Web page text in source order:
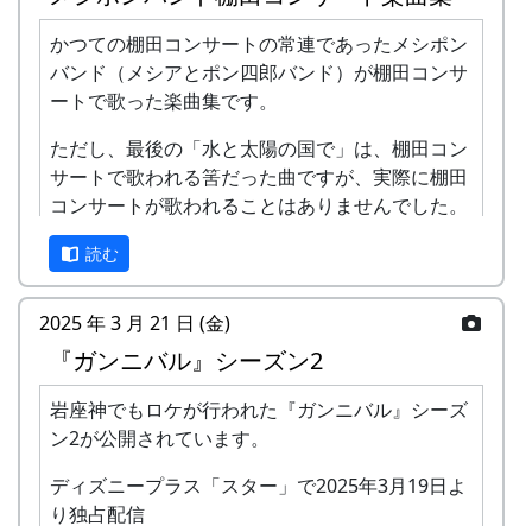
かつての棚田コンサートの常連であったメシポン
バンド（メシアとポン四郎バンド）が棚田コンサ
ートで歌った楽曲集です。
ただし、最後の「水と太陽の国で」は、棚田コン
サートで歌われる筈だった曲ですが、実際に棚田
コンサートが歌われることはありませんでした。
棚田のうた ～ふるさと加美の里へ～
読む
2025 年 3 月 21 日 (金)
『ガンニバル』シーズン2
岩座神でもロケが行われた『ガンニバル』シーズ
ン2が公開されています。
ディズニープラス「スター」で2025年3月19日よ
り独占配信